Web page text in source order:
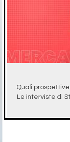
Quali
Le interviste di